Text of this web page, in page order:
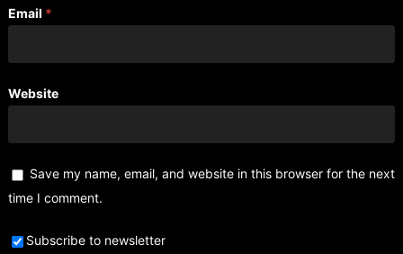
Email *
Website
Save my name, email, and website in this browser for the next
time I comment.
Subscribe to newsletter